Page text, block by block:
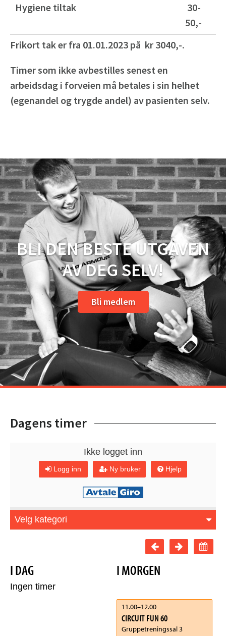
Hygiene tiltak
30-
50,-
Frikort tak er fra 01.01.2023 på kr 3040,-.
Timer som ikke avbestilles senest en
arbeidsdag i forveien må betales i sin helhet
(egenandel og trygde andel) av pasienten selv.
BLI DEN BESTE UTGAVEN
AV DEG SELV!
Bli medlem
Dagens timer